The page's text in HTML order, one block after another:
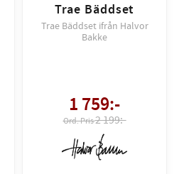
Trae Bäddset
Trae Bäddset ifrån Halvor
Bakke
1 759:-
2 199:-